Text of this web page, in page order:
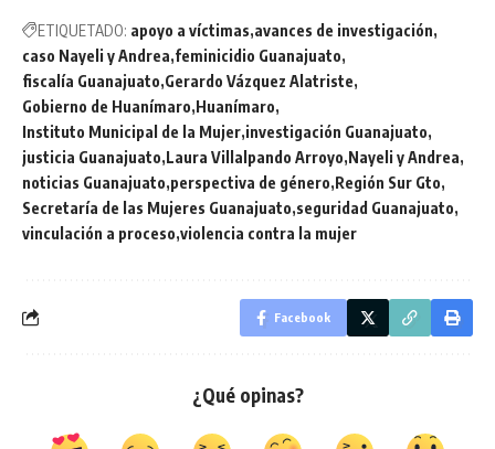
ETIQUETADO: apoyo a víctimas avances de investigación
caso Nayeli y Andrea feminicidio Guanajuato
fiscalía Guanajuato Gerardo Vázquez Alatriste
Gobierno de Huanímaro Huanímaro
Instituto Municipal de la Mujer investigación Guanajuato
justicia Guanajuato Laura Villalpando Arroyo Nayeli y Andrea
noticias Guanajuato perspectiva de género Región Sur Gto
Secretaría de las Mujeres Guanajuato seguridad Guanajuato
vinculación a proceso violencia contra la mujer
Facebook
¿Qué opinas?